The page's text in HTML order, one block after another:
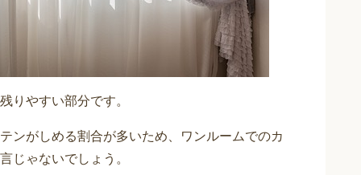
りやすい部分です。
ンがしめる割合が多いため、ワンルームでのカ
じゃないでしょう。